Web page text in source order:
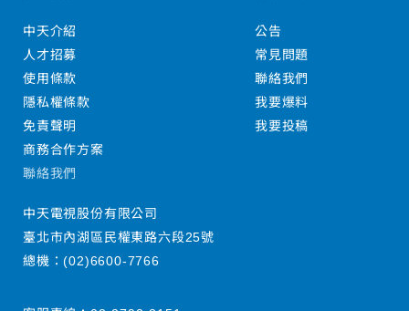
中天介紹
人才招募
使用條款
隱私權條款
免責聲明
商務合作方案
公告
常見問題
聯絡我們
我要爆料
我要投稿
聯絡我們
中天電視股份有限公司
臺北市內湖區民權東路六段25號
總機：(02)6600-7766